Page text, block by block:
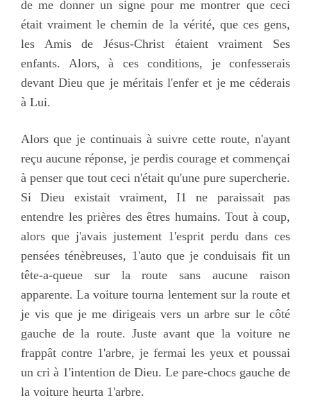
de me donner un signe pour me montrer que ceci
était vraiment le chemin de la vérité, que ces gens,
les Amis de Jésus-Christ étaient vraiment Ses
enfants. Alors, à ces conditions, je confesserais
devant Dieu que je méritais l'enfer et je me céderais
à Lui.
Alors que je continuais à suivre cette route, n'ayant
reçu aucune réponse, je perdis courage et commençai
à penser que tout ceci n'était qu'une pure supercherie.
Si Dieu existait vraiment, I1 ne paraissait pas
entendre les prières des êtres humains. Tout à coup,
alors que j'avais justement 1'esprit perdu dans ces
pensées ténèbreuses, 1'auto que je conduisais fit un
tête-a-queue sur la route sans aucune raison
apparente. La voiture tourna lentement sur la route et
je vis que je me dirigeais vers un arbre sur le côté
gauche de la route. Juste avant que la voiture ne
frappât contre 1'arbre, je fermai les yeux et poussai
un cri à 1'intention de Dieu. Le pare-chocs gauche de
la voiture heurta 1'arbre.